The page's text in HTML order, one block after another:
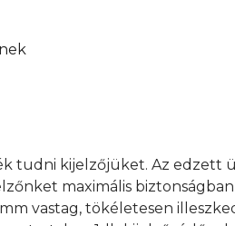
tudni kijelzőjüket. Az edzett
maximális
vastag, tökéletesen